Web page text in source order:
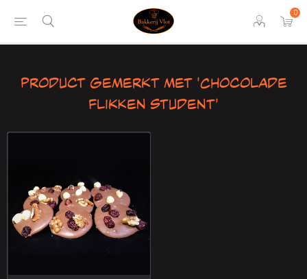
0
Product gemerkt met 'Chocolade
Flikken Student'